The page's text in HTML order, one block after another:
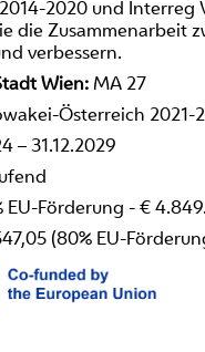
2020 und Interreg
die Zusammenarbeit
verbessern.
Wien: MA 27
Österreich 2021-
– 31.12.2029
EU-Förderung - €
(80% EU-